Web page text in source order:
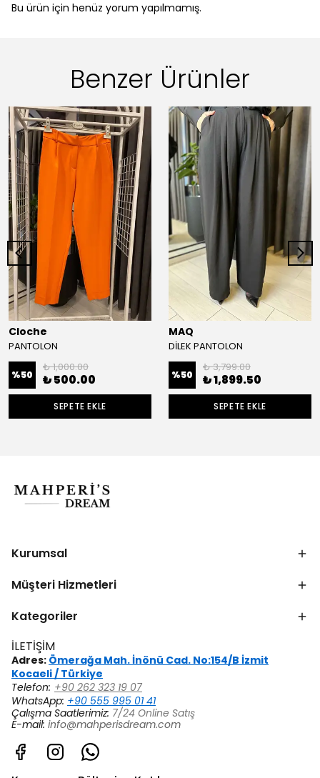
Bu ürün için henüz yorum yapılmamış.
Benzer Ürünler
Cloche
PANTOLON
%50
₺ 1,000.00
₺ 500.00
SEPETE EKLE
MAQ
DİLEK PANTOLON
%50
₺ 3,799.00
₺ 1,899.50
SEPETE EKLE
Kurumsal
Müşteri Hizmetleri
Kategoriler
İLETİŞİM
Adres: Ömerağa Mah. İnönü Cad. No:154/B İzmit
Kocaeli / Türkiye
Telefon: +90 262 323 19 07
WhatsApp: +90 555 995 01 41
Çalışma Saatlerimiz: 7/24 Online Satış
E-mail: info@mahperisdream.com